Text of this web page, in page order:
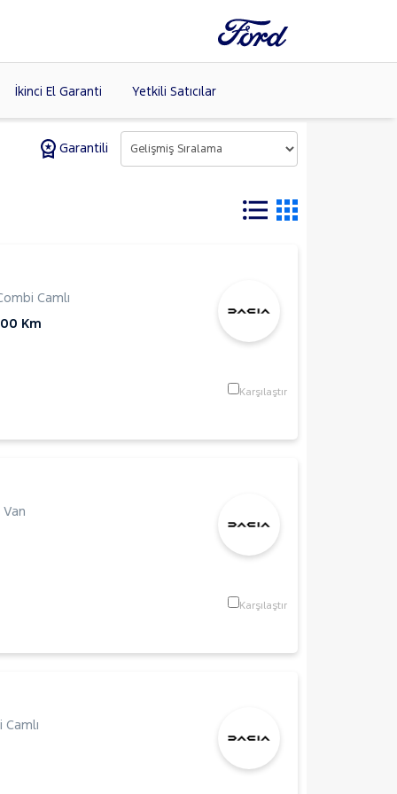
İkinci El Garanti Yetkili Satıcılar
Garantili
Camlı
Km
Karşılaştır
Karşılaştır